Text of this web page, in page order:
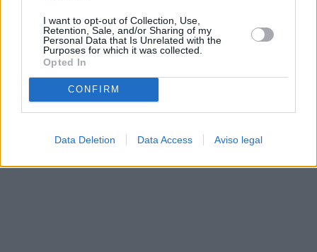
I want to opt-out of Collection, Use,
Retention, Sale, and/or Sharing of my
Personal Data that Is Unrelated with the
Purposes for which it was collected.
Opted In
CONFIRM
Data Deletion Data Access Aviso legal